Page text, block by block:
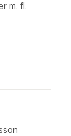
m. fl.